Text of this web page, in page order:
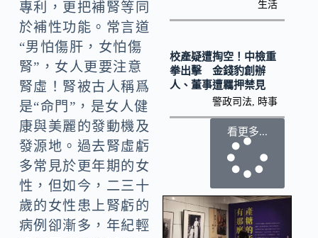
專利，更把補腎等同
於補性功能。常言道
“男怕傷肝，女怕傷
腎”，女人更要注意
腎虛！腎被古人稱爲
是“命門”，是女人健
康與美麗的發動機及
發源地。過去腎虛虧
多常見於更年期的女
性，但如今，二三十
歲的女性患上腎虧的
病例卻漸多，年紀輕
生活
校產疑遭掏空！中檢重
拳出擊 金錢豹創辦
人、董事遭羈押禁見
警政司法 時事
看更多...